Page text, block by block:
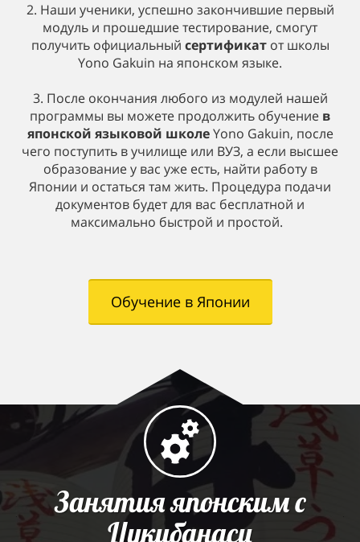
2. Наши ученики, успешно закончившие первый
модуль и прошедшие тестирование, смогут
получить официальный сертификат от школы
Yono Gakuin на японском языке.
3. После окончания любого из модулей нашей
программы вы можете продолжить обучение в
японской языковой школеYono Gakuin, после
чего поступить в училище или ВУЗ, а если высшее
образование у вас уже есть, найти работу в
Японии и остаться там жить. Процедура подачи
документов будет для вас бесплатной и
максимально быстрой и простой.
Обучение в Японии
Занятия японским с
Цукибанаси